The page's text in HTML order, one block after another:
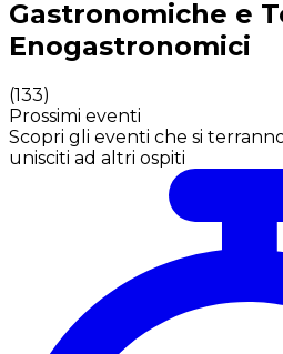
Gastronomiche e
Enogastronomici
(133)
Prossimi eventi
Scopri gli eventi che si
unisciti ad altri ospiti